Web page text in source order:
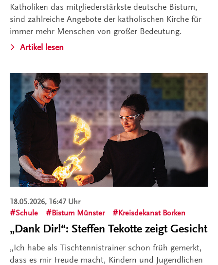
Katholiken das mitgliederstärkste deutsche Bistum,
sind zahlreiche Angebote der katholischen Kirche für
immer mehr Menschen von großer Bedeutung.
Artikel lesen
18.05.2026, 16:47 Uhr
Schule
Bistum Münster Kreisdekanat Borken
„Dank Dir!“: Steffen Tekotte zeigt Gesicht
„Ich habe als Tischtennistrainer schon früh gemerkt,
dass es mir Freude macht, Kindern und Jugendlichen